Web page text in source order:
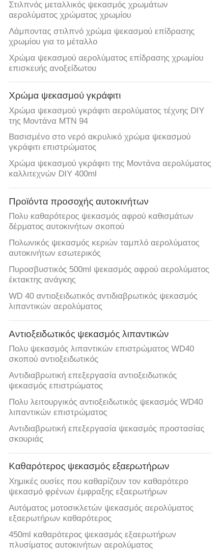
Στιλπνός μεταλλικός ψεκασμός χρωμάτων
αερολύματος χρώματος χρωμίου
Λάμποντας στιλπνό χρώμα ψεκασμού επίδρασης
χρωμίου για το μέταλλο
Χρώμα ψεκασμού αερολύματος επίδρασης χρωμίου
επισκευής ανοξείδωτου
Χρώμα ψεκασμού γκράφιτι
Χρώμα ψεκασμού γκράφιτι αερολύματος τέχνης DIY
της Μοντάνα MTN 94
Βασισμένο στο νερό ακρυλικό χρώμα ψεκασμού
γκράφιτι επιστρώματος
Χρώμα ψεκασμού γκράφιτι της Μοντάνα αερολύματος
καλλιτεχνών DIY 400ml
Προϊόντα προσοχής αυτοκινήτων
Πολυ καθαρότερος ψεκασμός αφρού καθισμάτων
δέρματος αυτοκινήτων σκοπού
Πολωνικός ψεκασμός κεριών ταμπλό αερολύματος
αυτοκινήτων εσωτερικός
Πυροσβυστικός 500ml ψεκασμός αφρού αερολύματος
έκτακτης ανάγκης
WD 40 αντιοξειδωτικός αντιδιαβρωτικός ψεκασμός
λιπαντικών αερολύματος
Αντιοξειδωτικός ψεκασμός λιπαντικών
Πολυ ψεκασμός λιπαντικών επιστρώματος WD40
σκοπού αντιοξειδωτικός
Αντιδιαβρωτική επεξεργασία αντιοξειδωτικός
ψεκασμός επιστρώματος
Πολυ λειτουργικός αντιοξειδωτικός ψεκασμός WD40
λιπαντικών επιστρώματος
Αντιδιαβρωτική επεξεργασία ψεκασμός προστασίας
σκουριάς
Καθαρότερος ψεκασμός εξαερωτήρων
Χημικές ουσίες που καθαρίζουν τον καθαρότερο
ψεκασμό φρένων έμφραξης εξαερωτήρων
Αυτόματος μοτοσικλετών ψεκασμός αερολύματος
εξαερωτήρων καθαρότερος
450ml καθαρότερος ψεκασμός εξαερωτήρων
πλυσίματος αυτοκινήτων αερολύματος